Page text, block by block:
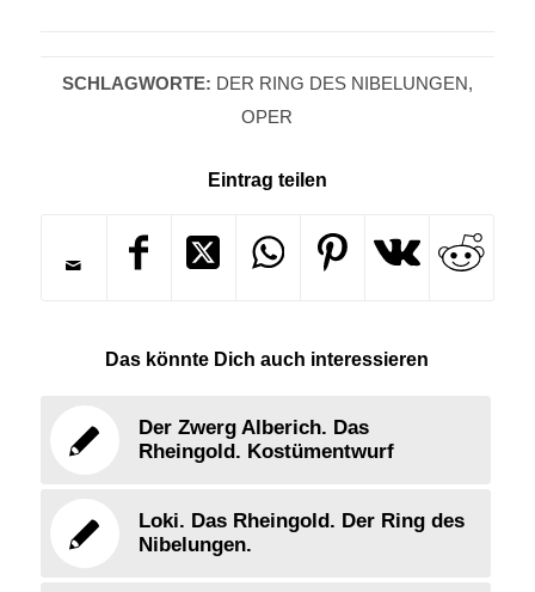
SCHLAGWORTE: DER RING DES NIBELUNGEN,
OPER
Eintrag teilen
Das könnte Dich auch interessieren
Der Zwerg Alberich. Das
Rheingold. Kostümentwurf
Loki. Das Rheingold. Der Ring des
Nibelungen.